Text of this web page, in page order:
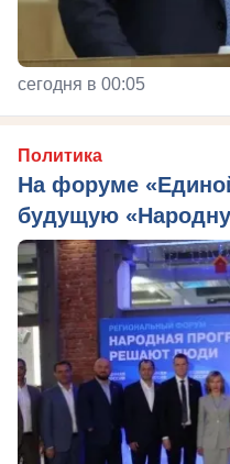
сегодня в 00:05
Политика
На форуме
будущую